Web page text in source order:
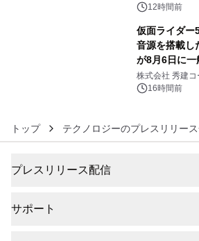
12時間前
仮面ライダー
音源を搭載し
が8月6日に一
大興奮が今甦
株式会社 秀建
アートギャラリー
16時間前
トップ テクノロジーのプレスリリー
プレスリリース配信
サポート